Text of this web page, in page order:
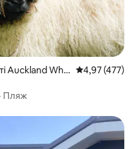
Auckland Whit Середня
4,97 (477)
· Пляж